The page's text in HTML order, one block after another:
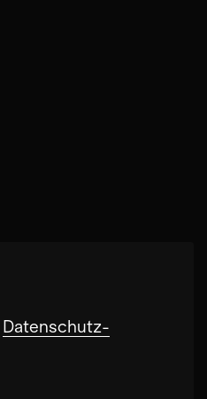
Datenschutz-